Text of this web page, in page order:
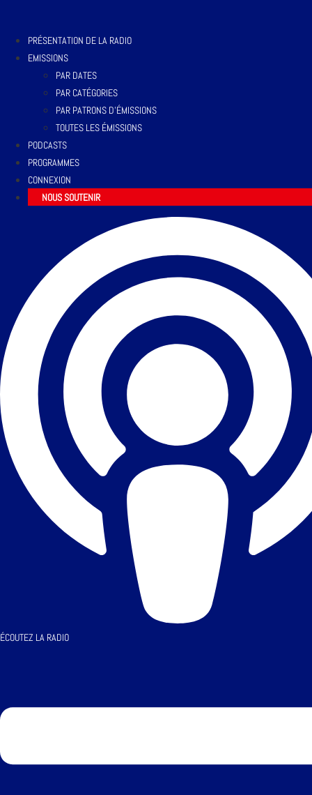
PRÉSENTATION DE LA RADIO
EMISSIONS
PAR DATES
PAR CATÉGORIES
PAR PATRONS D’ÉMISSIONS
TOUTES LES ÉMISSIONS
PODCASTS
PROGRAMMES
CONNEXION
NOUS SOUTENIR
ÉCOUTEZ LA RADIO